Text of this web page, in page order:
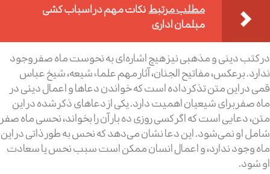
مطلب مرتبطنکات مهم در اسباب کشی
مبلمان اداری
در کتب دینی و مذهبی نیز هیچ اشاره‌ای به نحوست ماه صفر وجود
ندارد. برعکس، مفاتیح الجنان، آثار مهم علماء شیعه، شیخ عباس
قمی در این متن تذکر داده است که خواندن دعاها و اعمال دینی در
ماه صفر برای شیعیان اهمیت دارد. یکی از دعاهای ذکر شده در این
متن، دعایی است که اگر کسی روزی ده بار آن را بخواند، نحسی ماه صفر
شامل او نمی‌شود. این دعا نشان می‌دهد که نحس به طور ذاتی در این
ماه وجود ندارد، و اعمال انسان ممکن است سبب نحس یا سعادت
او شود.